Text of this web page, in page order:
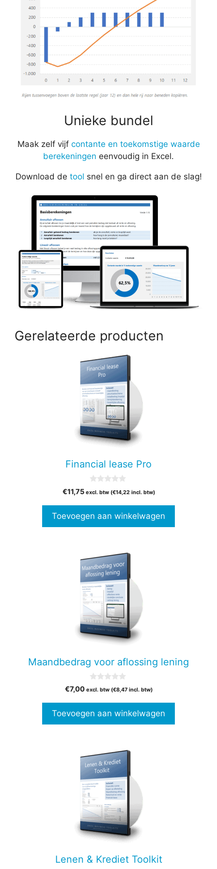
Unieke bundel
Maak zelf vijf contante en toekomstige waarde
berekeningen eenvoudig in Excel.
Download de tool snel en ga direct aan de slag!
Gerelateerde producten
Financial lease Pro
v
5
€11,75 excl. btw (€14,22incl. btw)
Toevoegen aan winkelwagen
Maandbedrag voor aflossing lening
v
5
€7,00 excl. btw (€8,47incl. btw)
Toevoegen aan winkelwagen
Lenen & Krediet Toolkit